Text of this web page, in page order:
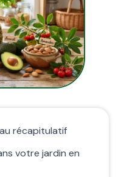
récapitulatif
votre jardin en